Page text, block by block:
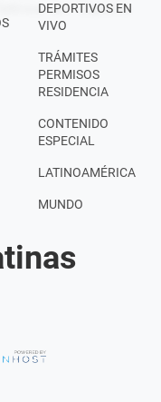
DEPORTIVOS EN
VIVO
TRÁMITES
PERMISOS
RESIDENCIA
CONTENIDO
ESPECIAL
LATINOAMÉRICA
MUNDO